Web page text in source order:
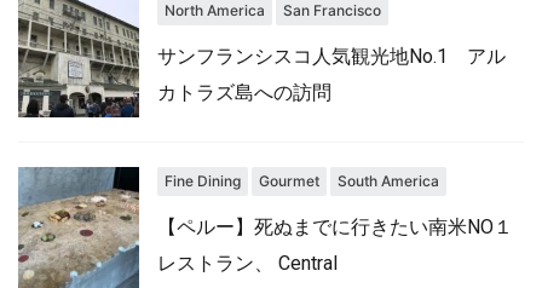
North America San Francisco
サンフランシスコ人気観光地No.1 アル
カトラズ島への訪問
Fine Dining Gourmet South America
【ペルー】死ぬまでに行きたい南米NO１
レストラン、 Central